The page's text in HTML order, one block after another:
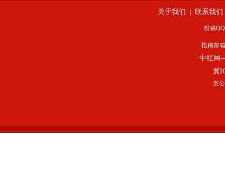
关于我们 联系我们
投稿
投稿邮
中红网
冀
京